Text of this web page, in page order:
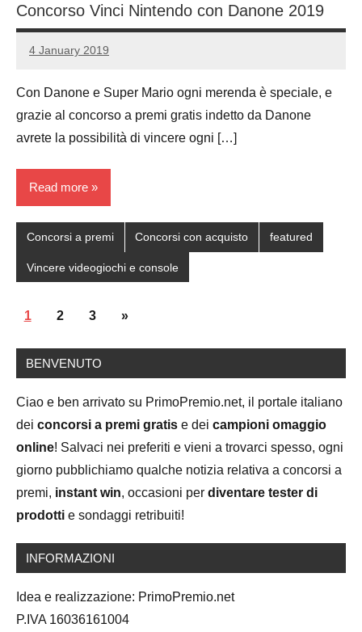
Concorso Vinci Nintendo con Danone 2019
4 January 2019
Luca
No
Con Danone e Super Mario ogni merenda è speciale, e
grazie al concorso a premi gratis indetto da Danone
avrete la possibilità di vincere ogni […]
Read more
Concorsi a premi Concorsi con acquisto featured
Vincere videogiochi e console
Posts
1 2 3
Next
»
BENVENUTO
Ciao e ben arrivato su PrimoPremio.net, il portale italiano
dei concorsi a premi gratis e dei campioni omaggio
online! Salvaci nei preferiti e vieni a trovarci spesso, ogni
giorno pubblichiamo qualche notizia relativa a concorsi a
premi, instant win, occasioni per diventare tester di
prodotti e sondaggi retribuiti!
INFORMAZIONI
Idea e realizzazione: PrimoPremio.net
P.IVA 16036161004